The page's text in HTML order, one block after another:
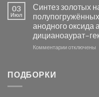
в
видимом
свете
с
помощью
модификации
серебра
с
электродов
серебра
и
03
Июл
Синтез золотых
анодного оксида
Комментариикотключены
ПОДБОРКИ